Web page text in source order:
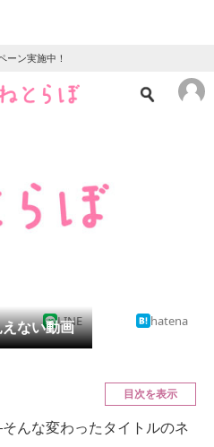
ーン実施中！
クイズ
地域
ない動画
LINE hatena
目次を表示
んな変わったタイトルのネ